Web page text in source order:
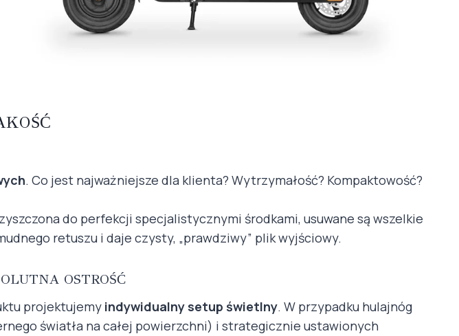
. Co jest najważniejsze dla klienta? Wytrzymałość? Kompaktowość?
do perfekcji specjalistycznymi środkami, usuwane są wszelkie
retuszu i daje czysty, „prawdziwy” plik wyjściowy.
OSTROŚĆ
projektujemy indywidualny setup świetlny. W przypadku hulajnóg
światła na całej powierzchni) i strategicznie ustawionych